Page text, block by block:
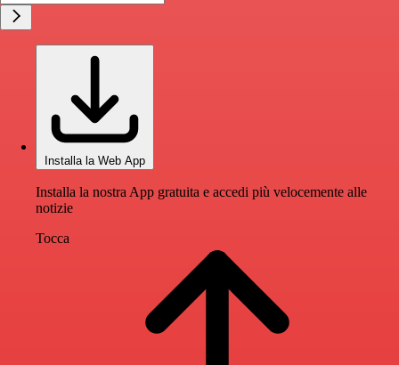
Installa la Web App
Installa la nostra App gratuita e accedi più velocemente alle
notizie
Tocca